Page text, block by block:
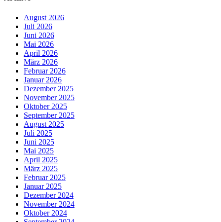
August 2026
Juli 2026
Juni 2026
Mai 2026
April 2026
März 2026
Februar 2026
Januar 2026
Dezember 2025
November 2025
Oktober 2025
September 2025
August 2025
Juli 2025
Juni 2025
Mai 2025
April 2025
März 2025
Februar 2025
Januar 2025
Dezember 2024
November 2024
Oktober 2024